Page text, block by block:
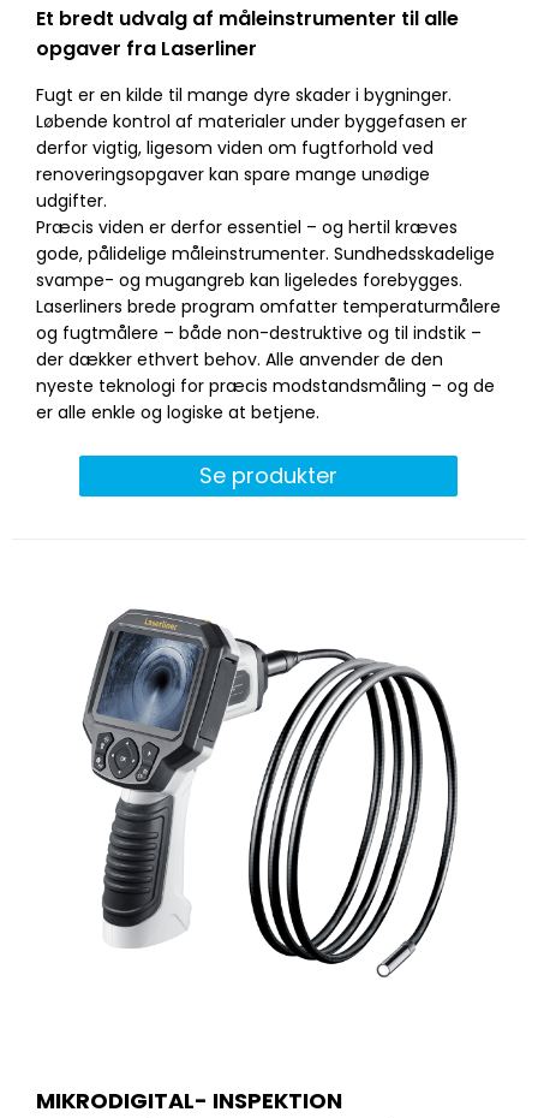
Et bredt udvalg af måleinstrumenter til alle
opgaver fra Laserliner
Fugt er en kilde til mange dyre skader i bygninger.
Løbende kontrol af materialer under byggefasen er
derfor vigtig, ligesom viden om fugtforhold ved
renoveringsopgaver kan spare mange unødige
udgifter.
Præcis viden er derfor essentiel – og hertil kræves
gode, pålidelige måleinstrumenter. Sundhedsskadelige
svampe- og mugangreb kan ligeledes forebygges.
Laserliners brede program omfatter temperaturmålere
og fugtmålere – både non-destruktive og til indstik –
der dækker ethvert behov. Alle anvender de den
nyeste teknologi for præcis modstandsmåling – og de
er alle enkle og logiske at betjene.
Se produkter
MIKRODIGITAL- INSPEKTION